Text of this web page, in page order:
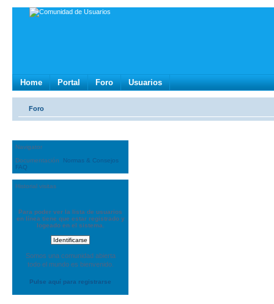
Home Portal Foro Usuarios
Foro
Navigator
Documentación
Normas & Consejos
FAQ
Historial visitas
Para poder ver la lista de usuarios
en línea tiene que estar registrado y
logeado en el sistema.
Somos una comunidad abierta
todo el mundo es bienvenido.
Pulse aquí para registrarse